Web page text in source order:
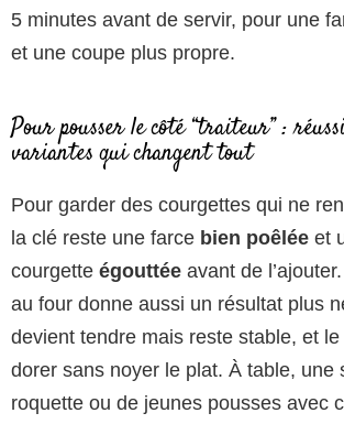
5 minutes avant de servir, pour une
et une coupe plus propre.
Pour pousser le côté “traiteur” :
variantes qui changent tout
Pour garder des courgettes qui ne
la clé reste une farce bien poêlée et
courgette égouttée avant de
au four donne aussi un résultat plus
devient tendre mais reste stable, et
dorer sans noyer le plat. À table, une
roquette ou de jeunes pousses avec